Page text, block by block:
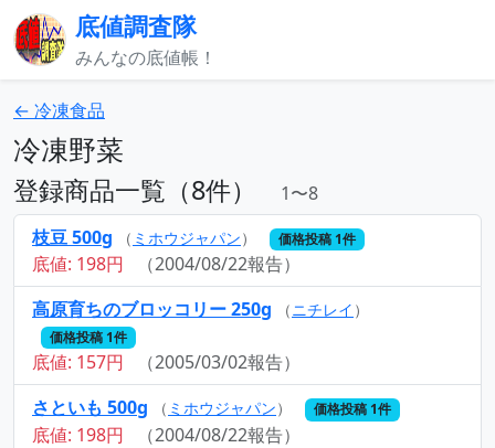
底値調査隊
みんなの底値帳！
← 冷凍食品
冷凍野菜
登録商品一覧（8件）
1〜8
枝豆 500g
（ ミホウジャパン） 価格投稿 1件
底値: 198円
（2004/08/22報告）
高原育ちのブロッコリー 250g
（ニチレイ ）
価格投稿 1件
底値: 157円
（2005/03/02報告）
さといも 500g
（ ミホウジャパン） 価格投稿 1件
底値: 198円
（2004/08/22報告）